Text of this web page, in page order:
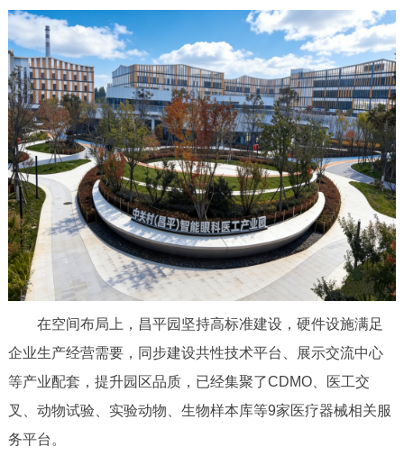
在空间布局上，昌平园坚持高标准建设，硬件设施满足
企业生产经营需要，同步建设共性技术平台、展示交流中心
等产业配套，提升园区品质，已经集聚了CDMO、医工交
叉、动物试验、实验动物、生物样本库等9家医疗器械相关服
务平台。